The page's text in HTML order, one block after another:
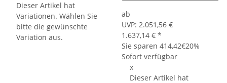
Dieser Artikel hat
Variationen. Wählen Sie
bitte die gewünschte
Variation aus.
ab
UVP: 2.051,56 €
1.637,14 € *
Sie sparen 414,42€20%
Sofort verfügbar
x
Dieser Artikel hat